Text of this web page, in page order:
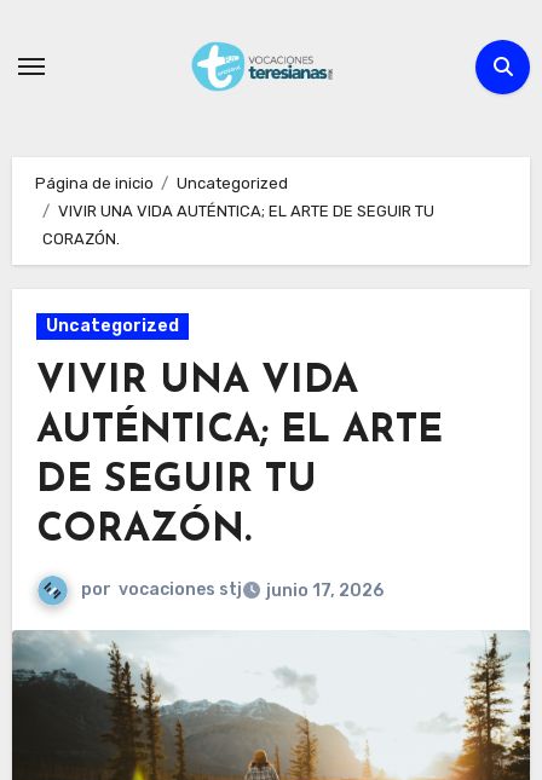
contenido
Página de inicio
Uncategorized
VIVIR UNA VIDA AUTÉNTICA; EL ARTE DE SEGUIR TU
CORAZÓN.
Uncategorized
VIVIR UNA VIDA
AUTÉNTICA; EL ARTE
DE SEGUIR TU
CORAZÓN.
por vocaciones stj junio 17, 2026